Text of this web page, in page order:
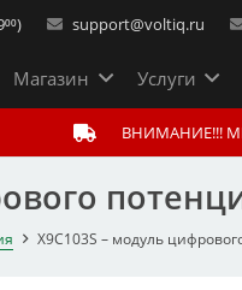
support@voltiq.ru
Магазин Услуги
ВНИМАНИЕ!!!
X9C103S – модуль